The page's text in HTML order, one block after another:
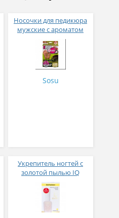
Носочки для педикюра
мужские с ароматом
зеленого чая Sosu 2
пары
Sosu
Укрепитель ногтей с
золотой пылью IQ
BEAUTY GOLD HARDENER